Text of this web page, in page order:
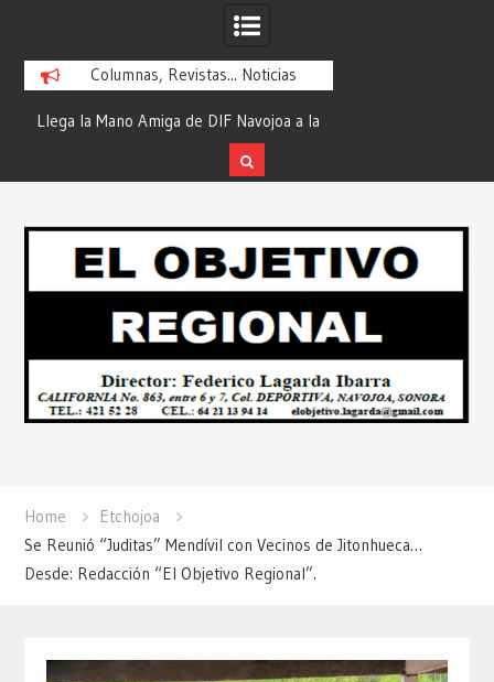
Columnas, Revistas... Noticias
Llega la Mano Amiga de DIF Navojoa a la
Ampliación Beltrones con la Feria de
Servicios… Desde: Redacción “El
Redacción “El
Home
Etchojoa
Se Reunió “Juditas” Mendívil con Vecinos de Jitonhueca…
Desde: Redacción “El Objetivo Regional”.